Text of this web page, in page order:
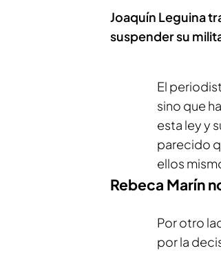
Joaquín Leguina
suspender su
El
sino que
esta ley y
parecido
ellos
Rebeca Marín
Por otro
por la